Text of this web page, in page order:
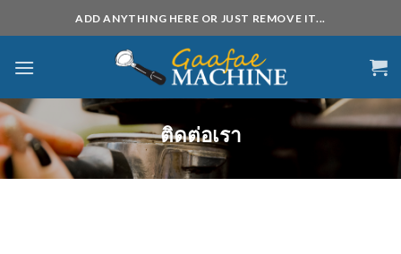
to
ADD ANYTHING HERE OR JUST REMOVE IT...
ติดต่อเรา